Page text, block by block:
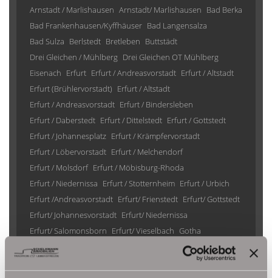
Arnstadt / Marlishausen Arnstadt/ Marlishausen Bad Berka
Bad Frankenhausen/Kyffhäuser Bad Langensalza
Bad Sulza Berlstedt Bretleben Buttstädt
Drei Gleichen / Mühlberg Drei Gleichen OT Mühlberg
Eisenach Erfurt Erfurt / Andreasvorstadt Erfurt / Altstadt
Erfurt (Brühlervorstadt) Erfurt / Altstadt
Erfurt / Andreasvorstadt Erfurt / Bindersleben
Erfurt / Daberstedt Erfurt / Dittelstedt Erfurt / Gottstedt
Erfurt / Johannesplatz Erfurt / Krämpfervorstadt
Erfurt / Löbervorstadt Erfurt / Melchendorf
Erfurt / Molsdorf Erfurt / Möbisburg-Rhoda
Erfurt / Niedernissa Erfurt / Stotternheim Erfurt / Urbich
Erfurt /Andreasvorstadt Erfurt/ Frienstedt Erfurt/ Gottstedt
Erfurt/ Johannesvorstadt Erfurt/ Niedernissa
Erfurt/ Salomonsborn Erfurt/ Vieselbach Gotha
Grammetal
Gräfenhain/ Ohrdruf Haina